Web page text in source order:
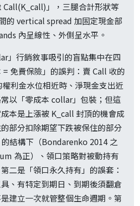
」，三腿合計形狀等
的 vertical spread 加固定現金部
內呈線性、外側呈水平。
」行銷敘事吸引的盲點集中在四
免費保險」的誤判：賣 Call 收的
利金水位相近時、淨現金支出近
以「零成本 collar」包裝；但這
本是上漲被 K_call 封頂的機會成
部分扣除期望下跌被保住的部分
的結構下（Bondarenko 2014 之
為正）、領口策略對被動持有
二是「領口永久持有」的誤套：
、有特定到期日、到期後須翻倉
建立一次就管整個生命週期。第